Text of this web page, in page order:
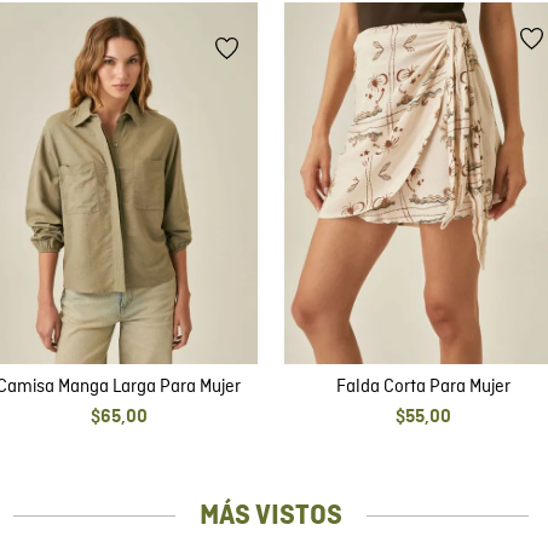
Manga Larga Para Mujer
$65,00
Falda Corta Para Mujer
$55,00
MÁS VISTOS